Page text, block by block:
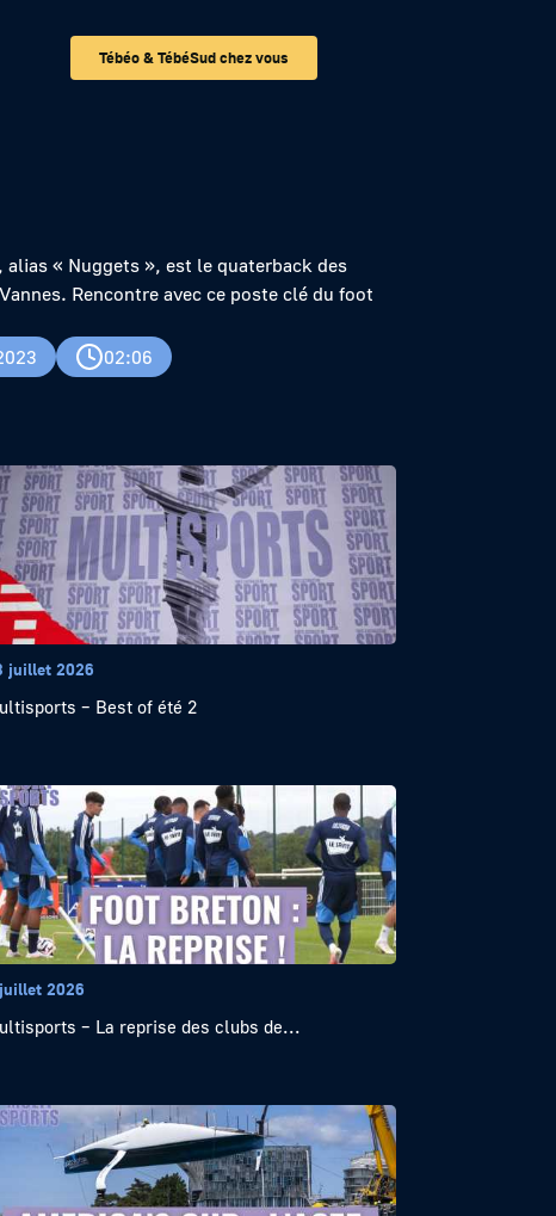
Tébéo & TébéSud chez vous
alias « Nuggets », est le quaterback des
Rencontre avec ce poste clé du foot
02:06
juillet 2026
– Best of été 2
2026
– La reprise des clubs de...